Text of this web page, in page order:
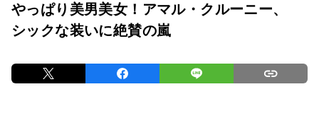
やっぱり美男美女！アマル・クルーニー、
シックな装いに絶賛の嵐